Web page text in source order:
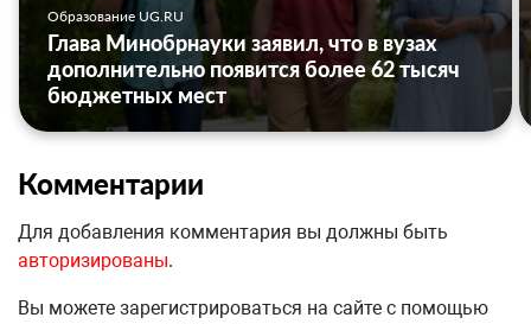
Образование UG.RU
Глава Минобрнауки заявил, что в вузах
дополнительно появится более 62 тысяч
бюджетных мест
Комментарии
Для добавления комментария вы должны быть
авторизированы.
Вы можете зарегистрироваться на сайте с помощью